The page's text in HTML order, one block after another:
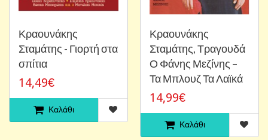
Κραουνάκης
Σταμάτης - Γιορτή στα
σπίτια
14,49€
Καλάθι
Κραουνάκης
Σταμάτης, Τραγουδά
Ο Φάνης Μεζίνης –
Τα Μπλουζ Τα Λαϊκά
14,99€
Καλάθι